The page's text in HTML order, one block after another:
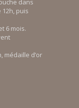
dans
12h, puis
6 mois.
médaille d’or